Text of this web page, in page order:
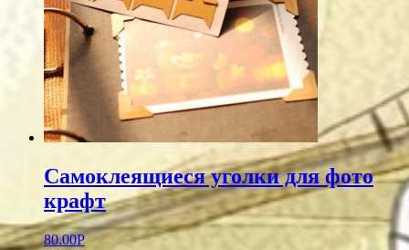
Самоклеящиеся уголки для фото
крафт
80.00Р